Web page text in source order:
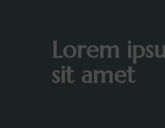
Lorem
sit amet